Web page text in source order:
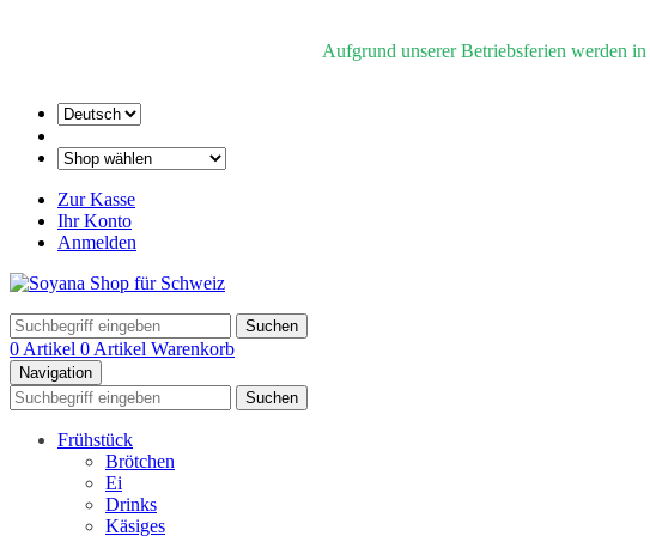
Aufgrund unserer Betriebsferien werden in
Zur Kasse
Ihr Konto
Anmelden
Suchen
0 Artikel 0 Artikel Warenkorb
Navigation
Suchen
Frühstück
Brötchen
Ei
Drinks
Käsiges